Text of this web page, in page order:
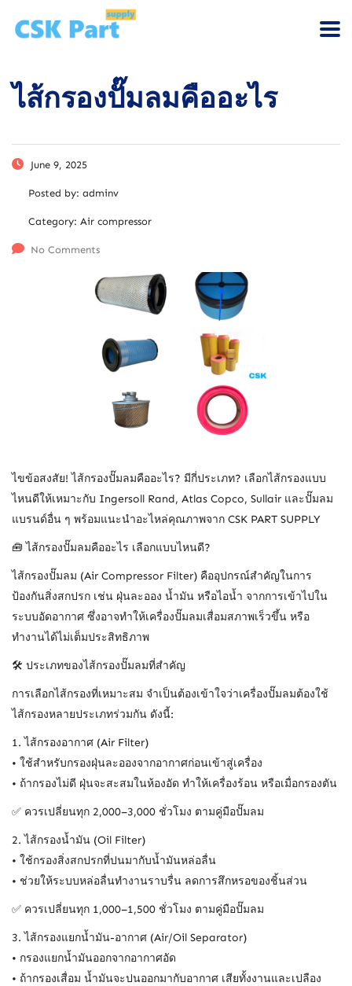
ไส้กรองปั๊มลมคืออะไร
June 9, 2025
Posted by: adminv
Category: Air compressor
No Comments
ไขข้อสงสัย! ไส้กรองปั๊มลมคืออะไร? มีกี่ประเภท? เลือกไส้กรองแบบ
ไหนดีให้เหมาะกับ Ingersoll Rand, Atlas Copco, Sullair และปั๊มลม
แบรนด์อื่น ๆ พร้อมแนะนำอะไหล่คุณภาพจาก CSK PART SUPPLY
🧰 ไส้กรองปั๊มลมคืออะไร เลือกแบบไหนดี?
ไส้กรองปั๊มลม (Air Compressor Filter) คืออุปกรณ์สำคัญในการ
ป้องกันสิ่งสกปรก เช่น ฝุ่นละออง น้ำมัน หรือไอน้ำ จากการเข้าไปใน
ระบบอัดอากาศ ซึ่งอาจทำให้เครื่องปั๊มลมเสื่อมสภาพเร็วขึ้น หรือ
ทำงานได้ไม่เต็มประสิทธิภาพ
🛠️ ประเภทของไส้กรองปั๊มลมที่สำคัญ
การเลือกไส้กรองที่เหมาะสม จำเป็นต้องเข้าใจว่าเครื่องปั๊มลมต้องใช้
ไส้กรองหลายประเภทร่วมกัน ดังนี้:
1. ไส้กรองอากาศ (Air Filter)
• ใช้สำหรับกรองฝุ่นละอองจากอากาศก่อนเข้าสู่เครื่อง
• ถ้ากรองไม่ดี ฝุ่นจะสะสมในห้องอัด ทำให้เครื่องร้อน หรือเมื่อกรองตัน
✅ ควรเปลี่ยนทุก 2,000–3,000 ชั่วโมง ตามคู่มือปั๊มลม
2. ไส้กรองน้ำมัน (Oil Filter)
• ใช้กรองสิ่งสกปรกที่ปนมากับน้ำมันหล่อลื่น
• ช่วยให้ระบบหล่อลื่นทำงานราบรื่น ลดการสึกหรอของชิ้นส่วน
✅ ควรเปลี่ยนทุก 1,000–1,500 ชั่วโมง ตามคู่มือปั๊มลม
3. ไส้กรองแยกน้ำมัน-อากาศ (Air/Oil Separator)
• กรองแยกน้ำมันออกจากอากาศอัด
• ถ้ากรองเสื่อม น้ำมันจะปนออกมากับอากาศ เสียทั้งงานและเปลือง